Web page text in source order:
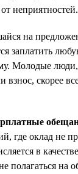
неприятностей.
на
заплатить
Молодые люди,
взнос, скорее
где оклад не
в
полагаться на